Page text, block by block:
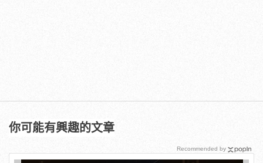
你可能有興趣的文章
Recommended by